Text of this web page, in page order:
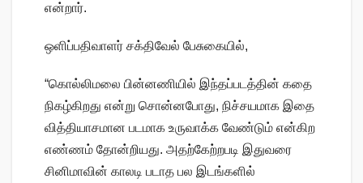
என்றார்.
ஒளிப்பதிவாளர் சக்திவேல் பேசுகையில்,
“கொல்லிமலை பின்னணியில் இந்தப்படத்தின் கதை
நிகழ்கிறது என்று சொன்னபோது, நிச்சயமாக இதை
வித்தியாசமான படமாக உருவாக்க வேண்டும் என்கிற
எண்ணம் தோன்றியது. அதற்கேற்றபடி இதுவரை
சினிமாவின் காலடி படாத பல இடங்களில்